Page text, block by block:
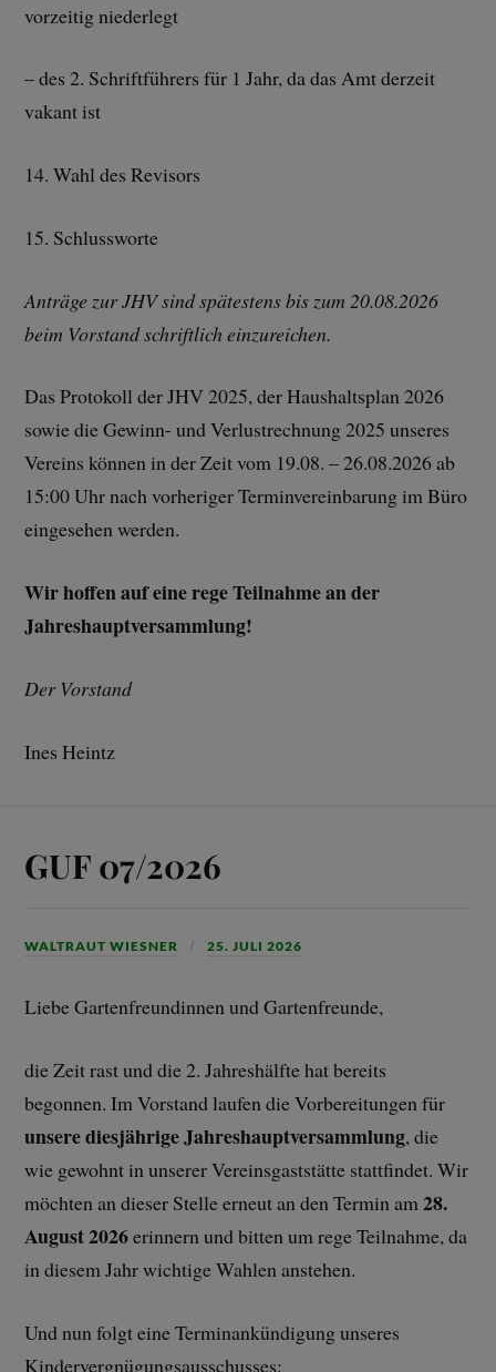
vorzeitig niederlegt
– des 2. Schriftführers für 1 Jahr, da das Amt derzeit
vakant ist
14. Wahl des Revisors
15. Schlussworte
Anträge zur JHV sind spätestens bis zum 20.08.2026
beim Vorstand schriftlich einzureichen.
Das Protokoll der JHV 2025, der Haushaltsplan 2026
sowie die Gewinn- und Verlustrechnung 2025 unseres
Vereins können in der Zeit vom 19.08. – 26.08.2026 ab
15:00 Uhr nach vorheriger Terminvereinbarung im Büro
eingesehen werden.
Wir hoffen auf eine rege Teilnahme an der
Jahreshauptversammlung!
Der Vorstand
Ines Heintz
GUF 07/2026
WALTRAUT WIESNER 25. JULI 2026
Liebe Gartenfreundinnen und Gartenfreunde,
die Zeit rast und die 2. Jahreshälfte hat bereits
begonnen. Im Vorstand laufen die Vorbereitungen für
unsere diesjährige Jahreshauptversammlung, die
wie gewohnt in unserer Vereinsgaststätte stattfindet. Wir
möchten an dieser Stelle erneut an den Termin am 28.
August 2026erinnern und bitten um rege Teilnahme, da
in diesem Jahr wichtige Wahlen anstehen.
Und nun folgt eine Terminankündigung unseres
Kindervergnügungsausschusses: